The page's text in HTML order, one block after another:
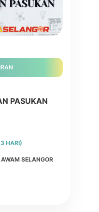
PASUKAN
HARI)
SELANGOR